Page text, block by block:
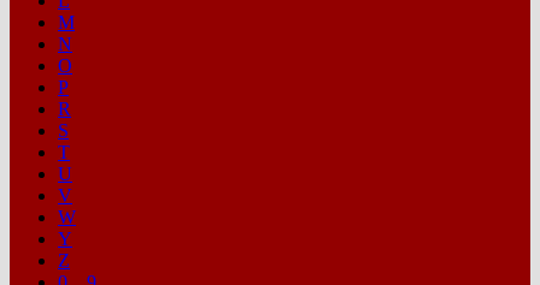
M
N
O
P
R
S
T
U
V
W
Y
Z